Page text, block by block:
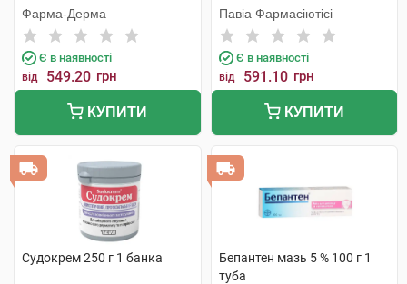
Фарма-Дерма
Є в наявності
від 549.20 грн
КУПИТИ
Павіа Фармасіютісі
Є в наявності
від 591.10 грн
КУПИТИ
Судокрем 250 г 1 банка
Бепантен мазь 5 % 100 г 1
туба